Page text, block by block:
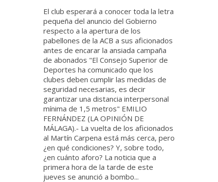
El club esperará a conocer toda la letra
pequeña del anuncio del Gobierno
respecto a la apertura de los
pabellones de la ACB a sus aficionados
antes de encarar la ansiada campaña
de abonados "El Consejo Superior de
Deportes ha comunicado que los
clubes deben cumplir las medidas de
seguridad necesarias, es decir
garantizar una distancia interpersonal
mínima de 1,5 metros" EMILIO
FERNÁNDEZ (LA OPINIÓN DE
MÁLAGA).- La vuelta de los aficionados
al Martín Carpena está más cerca, pero
¿en qué condiciones? Y, sobre todo,
¿en cuánto aforo? La noticia que a
primera hora de la tarde de este
jueves se anunció a bombo...